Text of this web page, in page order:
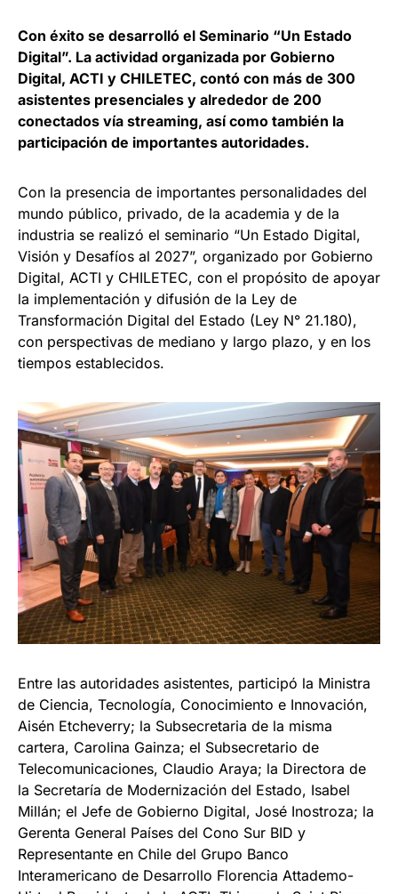
Con éxito se desarrolló el Seminario “Un Estado
Digital”. La actividad organizada por Gobierno
Digital, ACTI y CHILETEC, contó con más de 300
asistentes presenciales y alrededor de 200
conectados vía streaming, así como también la
participación de importantes autoridades.
Con la presencia de importantes personalidades del
mundo público, privado, de la academia y de la
industria se realizó el seminario “Un Estado Digital,
Visión y Desafíos al 2027”, organizado por Gobierno
Digital, ACTI y CHILETEC, con el propósito de apoyar
la implementación y difusión de la Ley de
Transformación Digital del Estado (Ley N° 21.180),
con perspectivas de mediano y largo plazo, y en los
tiempos establecidos.
Entre las autoridades asistentes, participó la Ministra
de Ciencia, Tecnología, Conocimiento e Innovación,
Aisén Etcheverry; la Subsecretaria de la misma
cartera, Carolina Gainza; el Subsecretario de
Telecomunicaciones, Claudio Araya; la Directora de
la Secretaría de Modernización del Estado, Isabel
Millán; el Jefe de Gobierno Digital, José Inostroza; la
Gerenta General Países del Cono Sur BID y
Representante en Chile del Grupo Banco
Interamericano de Desarrollo Florencia Attademo-